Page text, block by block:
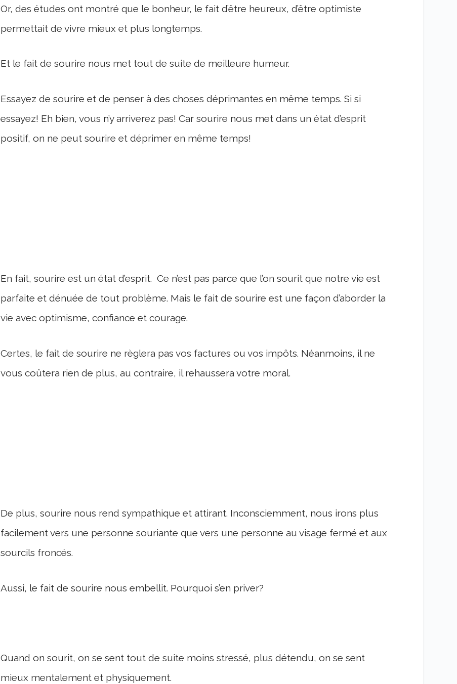
Or, des études ont montré que le bonheur, le fait d’être heureux, d’être optimiste
permettait de vivre mieux et plus longtemps.
Et le fait de sourire nous met tout de suite de meilleure humeur.
Essayez de sourire et de penser à des choses déprimantes en même temps. Si si
essayez! Eh bien, vous n’y arriverez pas! Car sourire nous met dans un état d’esprit
positif, on ne peut sourire et déprimer en même temps!
En fait, sourire est un état d’esprit. Ce n’est pas parce que l’on sourit que notre vie est
parfaite et dénuée de tout problème. Mais le fait de sourire est une façon d’aborder la
vie avec optimisme, confiance et courage.
Certes, le fait de sourire ne règlera pas vos factures ou vos impôts. Néanmoins, il ne
vous coûtera rien de plus, au contraire, il rehaussera votre moral.
De plus, sourire nous rend sympathique et attirant. Inconsciemment, nous irons plus
facilement vers une personne souriante que vers une personne au visage fermé et aux
sourcils froncés.
Aussi, le fait de sourire nous embellit. Pourquoi s’en priver?
Quand on sourit, on se sent tout de suite moins stressé, plus détendu, on se sent
mieux mentalement et physiquement.